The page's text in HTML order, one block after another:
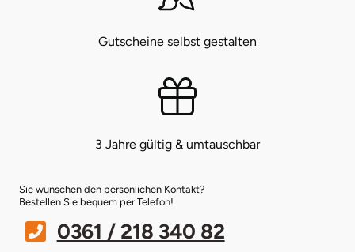
Gutscheine selbst gestalten
3 Jahre gültig & umtauschbar
Sie wünschen den persönlichen Kontakt?
Bestellen Sie bequem per Telefon!
0361 / 218 340 82
Chemnitz
Cloppenburg
Riesa
Ruhrgebiet
Weimar
Weißenfels